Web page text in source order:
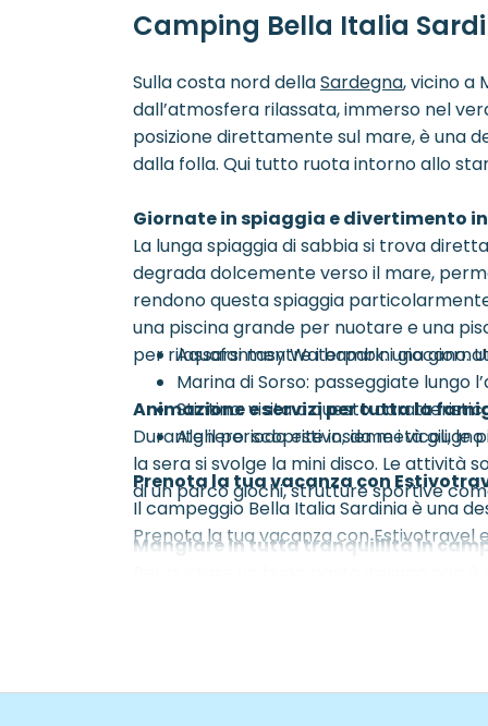
Camping Bella Italia
Sulla costa nord dellaSardegna, vicino a
dall’atmosfera rilassata, immerso nel
posizione direttamente sul mare, è una
dalla folla. Qui tutto ruota intorno allo
Giornate in spiaggia e divertimento
La lunga spiaggia di sabbia si trova
degrada dolcemente verso il mare,
rendono questa spiaggia
una piscina grande per nuotare e una
per rilassarsi mentre i bambini giocano.
Animazione e servizi per tutta la
Durante il periodo estivo, da metà
la sera si svolge la mini disco. Le attività
di un parco giochi, strutture sportive
Mangiare in tutta tranquillità in
freschi rende facile preparare i pasti
Aquafantasy Waterpark: una
Marina di Sorso: passeggiate lungo
Stintino: visita a questo
Alghero: scoprite insieme i vicoli, le
Prenota la tua vacanza con
Il campeggio Bella Italia Sardinia è una
Prenota la tua vacanza con Estivotravel